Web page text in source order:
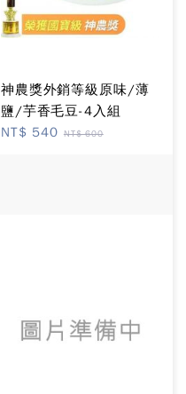
神農獎外銷等級原味/薄
鹽/芋香毛豆-4入組
NT$ 540 NT$ 600